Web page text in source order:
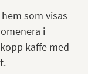
som visas
i
kaffe med